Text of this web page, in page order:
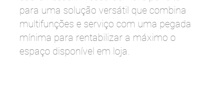
para uma solução versátil que combina
multifunções e serviço com uma pegada
mínima para rentabilizar a máximo o
espaço disponível em loja.